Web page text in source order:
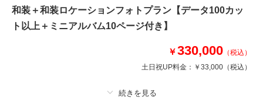
このプランで撮影可能な撮影レポート
開成山大神宮＋麓山荘（福島）
和装＋和装ロケーションフォトプラン【データ100カッ
ト以上＋ミニアルバム10ページ付き】
￥330,000 （税込）
土日祝UP料金： ￥33,000 （税込）